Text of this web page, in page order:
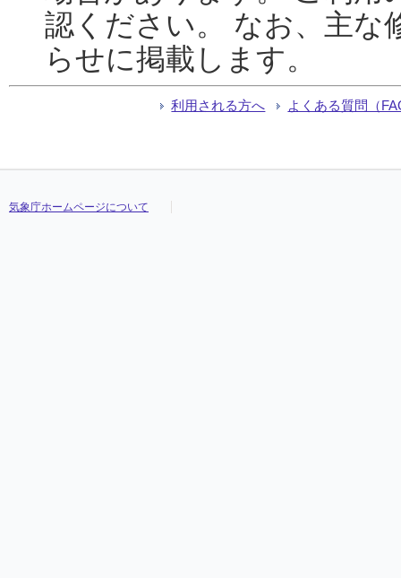
認ください。 なお、主な
らせに掲載します。
利用される方へ よくある質問（
気象庁ホームページについて